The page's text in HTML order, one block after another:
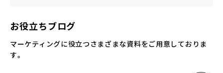
お役立ちブログ
マーケティングに役立つさまざまな資料をご用意しておりま
す。